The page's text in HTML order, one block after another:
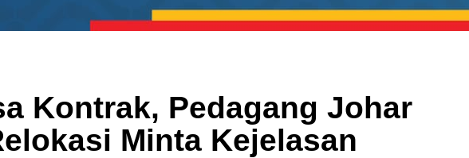
Kontrak, Pedagang Johar
Minta Kejelasan